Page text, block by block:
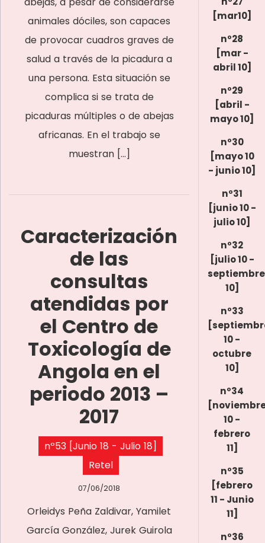
animales dóciles, son capaces
de provocar cuadros graves de
salud a través de la picadura a
una persona. Esta situación se
complica si se trata de
picaduras múltiples o de abejas
africanas. En el trabajo se
muestran […]
Caracterización
de las
consultas
atendidas por
el Centro de
Toxicología de
Angola en el
periodo 2013 –
2017
nº53 [Junio 18 - Julio 18]
Retel
07/06/2018
Orleidys Peña Zaldivar, Yamilet
García González, Jurek Guirola
[mar10]
nº28
[mar -
abril 10]
nº29
[abril -
mayo 10]
nº30
[mayo 10
- junio 10]
nº31
[junio 10 -
julio 10]
nº32
[julio 10 -
septiembre
10]
nº33
10 -
octubre
10]
nº34
10 -
febrero
11]
nº35
[febrero
11 - Junio
11]
nº36